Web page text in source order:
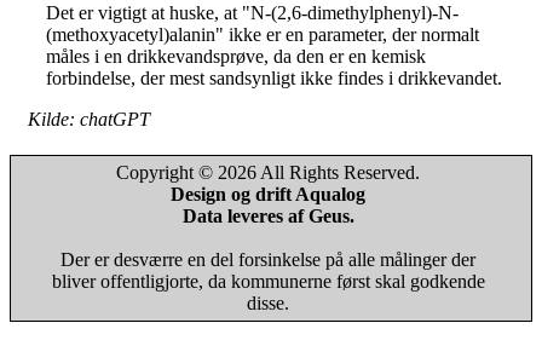
Det er vigtigt at huske, at "N-(2,6-dimethylphenyl)-N-
(methoxyacetyl)alanin" ikke er en parameter, der normalt
måles i en drikkevandsprøve, da den er en kemisk
forbindelse, der mest sandsynligt ikke findes i drikkevandet.
Kilde: chatGPT
Copyright © 2026 All Rights Reserved.
Design og drift Aqualog
Data leveres af Geus.
Der er desværre en del forsinkelse på alle målinger der
bliver offentligjorte, da kommunerne først skal godkende
disse.